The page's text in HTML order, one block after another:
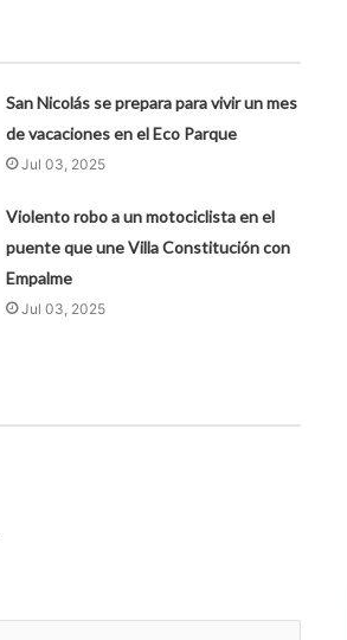
San Nicolás se prepara para vivir un mes
de vacaciones en el Eco Parque
Jul 03, 2025
Violento robo a un motociclista en el
puente que une Villa Constitución con
Empalme
Jul 03, 2025